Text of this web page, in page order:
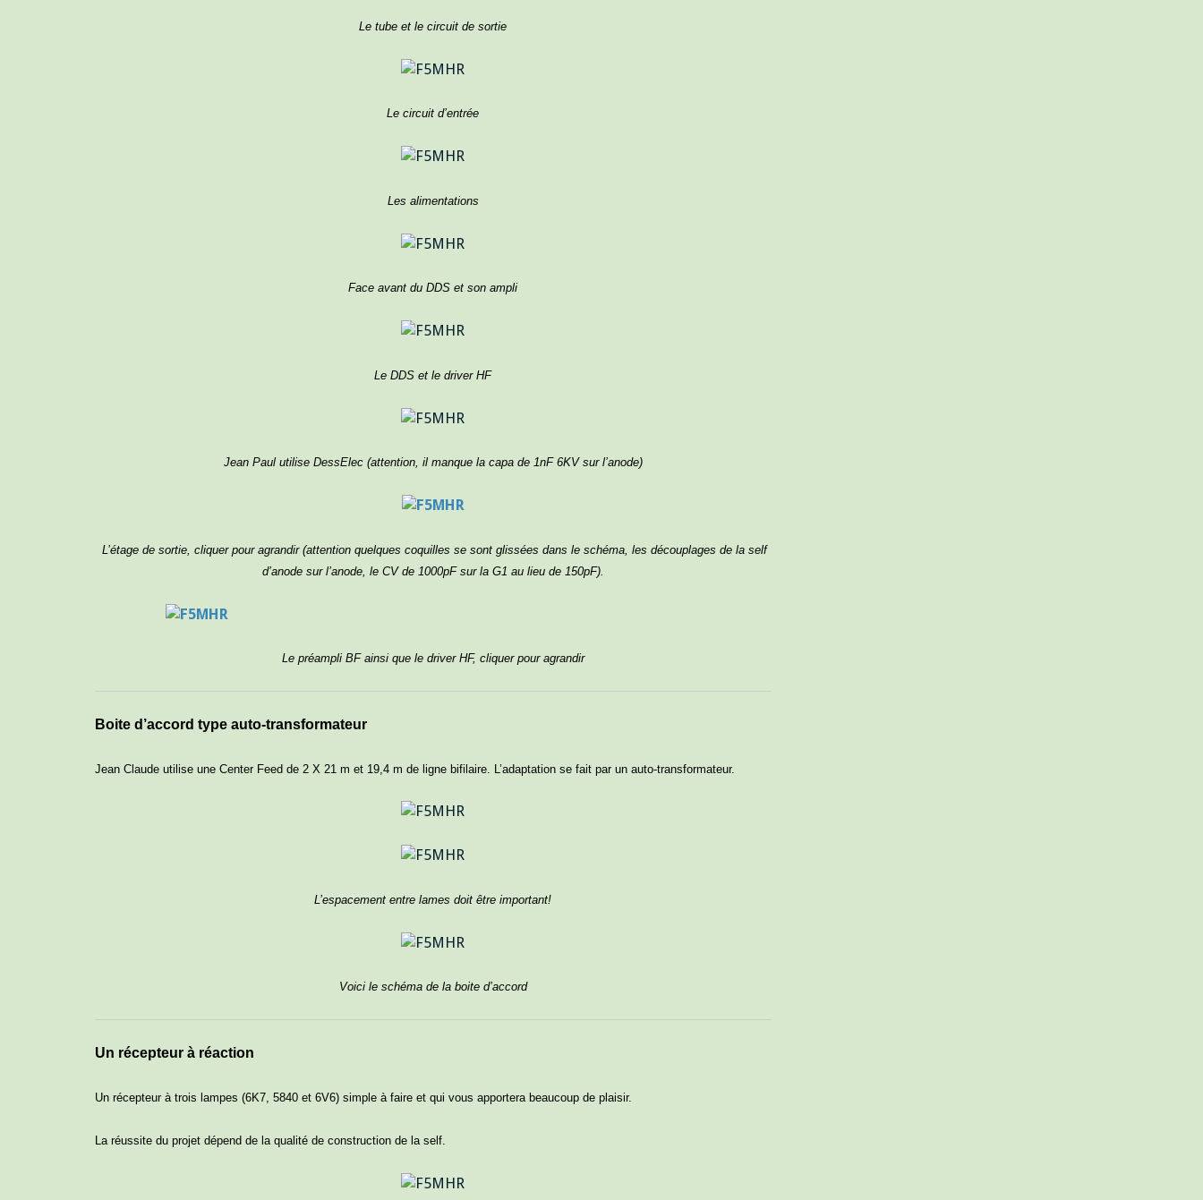
Le tube et le circuit de sortie
Le circuit d’entrée
Les alimentations
Face avant du DDS et son ampli
Le DDS et le driver HF
Jean Paul utilise DessElec (attention, il manque la capa de 1nF 6KV sur l’anode)
L’étage de sortie, cliquer pour agrandir (attention quelques coquilles se sont glissées dans le schéma, les découplages de la self
d’anode sur l’anode, le CV de 1000pF sur la G1 au lieu de 150pF).
Le préampli BF ainsi que le driver HF, cliquer pour agrandir
Boite d’accord type auto-transformateur
Jean Claude utilise une Center Feed de 2 X 21 m et 19,4 m de ligne bifilaire. L’adaptation se fait par un auto-transformateur.
L’espacement entre lames doit être important!
Voici le schéma de la boite d’accord
Un récepteur à réaction
Un récepteur à trois lampes (6K7, 5840 et 6V6) simple à faire et qui vous apportera beaucoup de plaisir.
La réussite du projet dépend de la qualité de construction de la self.